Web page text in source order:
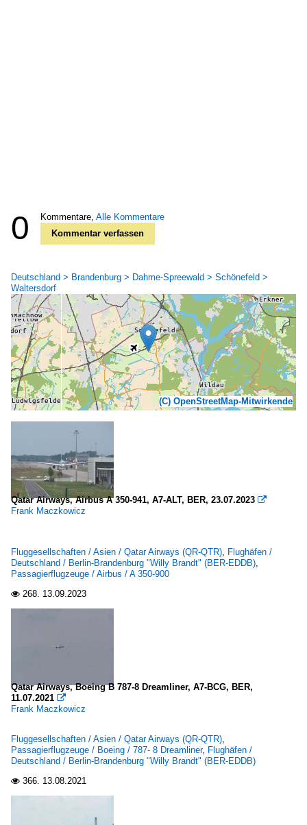
0 Kommentare, Alle Kommentare
Kommentar verfassen
Deutschland > Brandenburg > Dahme-Spreewald > Schönefeld >
Waltersdorf
(C) OpenStreetMap-Mitwirkende
Qatar Airways, Airbus A 350-941, A7-ALT, BER, 23.07.2023 
Frank Maczkowicz
Fluggesellschaften / Asien / Qatar Airways (QR-QTR), Flughäfen /
Deutschland / Berlin-Brandenburg "Willy Brandt" (BER-EDDB),
Passagierflugzeuge / Airbus / A 350-900
 268. 13.09.2023
Qatar Airways, Boeing B 787-8 Dreamliner, A7-BCG, BER,
11.07.2021 
Frank Maczkowicz
Fluggesellschaften / Asien / Qatar Airways (QR-QTR),
Passagierflugzeuge / Boeing / 787- 8 Dreamliner, Flughäfen /
Deutschland / Berlin-Brandenburg "Willy Brandt" (BER-EDDB)
 366. 13.08.2021